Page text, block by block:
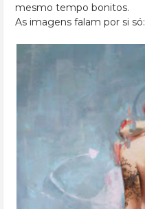
mesmo tempo bonitos.
As imagens falam por si só: